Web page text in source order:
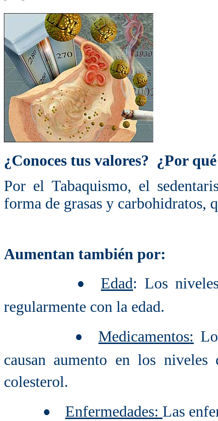
¿Conoces tus valores? ¿Por
Por el Tabaquismo, el
forma de grasas y carbohidratos,
Aumentan también por:
• Edad: Los
regularmente con la edad.
• Medicamentos:
causan aumento en los
colesterol.
• Enfermedades: Las